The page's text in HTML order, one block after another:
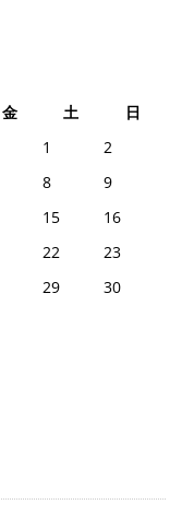
金 土
日
1
2
8
9
15
16
22
23
29
30